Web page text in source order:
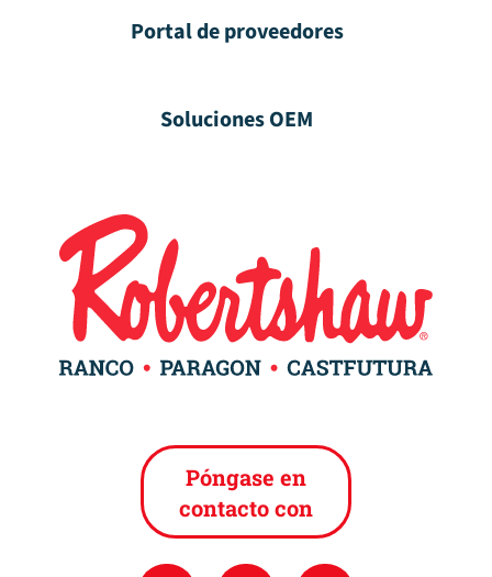
Portal de proveedores
Soluciones OEM
Póngase en
contacto con